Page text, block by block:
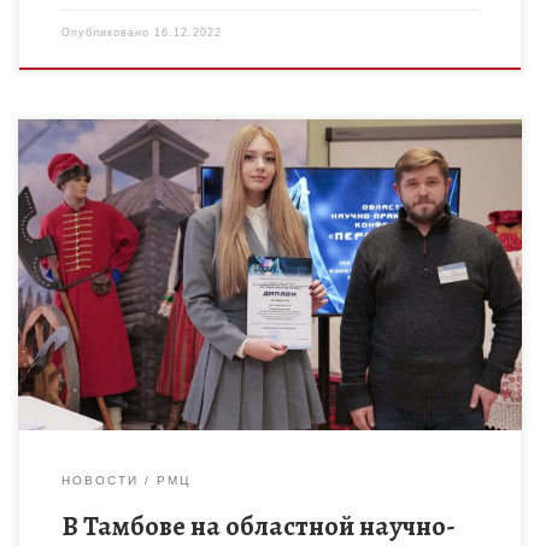
Опубликовано 16.12.2022
Конференция состоялась 14 декабря 2022 года в ТОГБОУ ДО
«Центр развития творчества детей и юношества» как
заключительный этап XVI областного конкурса
исследовательских работ обучающихся «Первые шаги […]
НОВОСТИ РМЦ
В Тамбове на областной научно-